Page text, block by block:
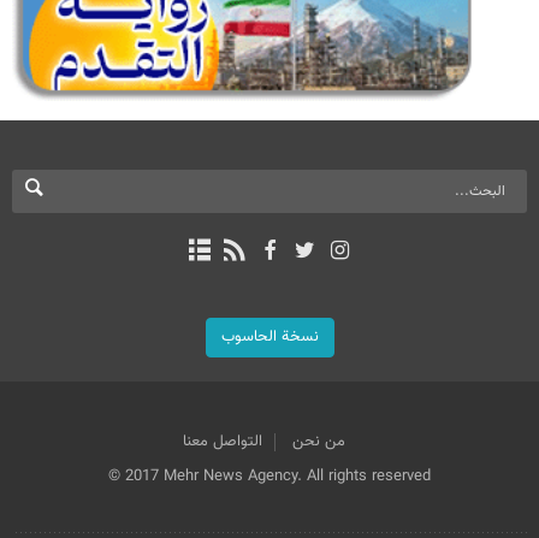
نسخة الحاسوب
من نحن
التواصل معنا
© 2017 Mehr News Agency. All rights reserved